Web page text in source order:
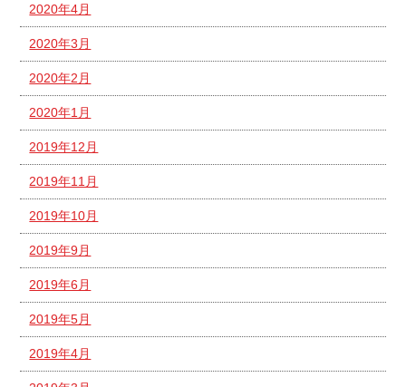
2020年4月
2020年3月
2020年2月
2020年1月
2019年12月
2019年11月
2019年10月
2019年9月
2019年6月
2019年5月
2019年4月